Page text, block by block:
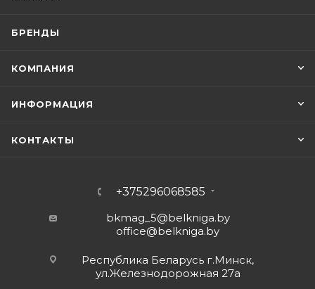
БРЕНДЫ
КОМПАНИЯ
ИНФОРМАЦИЯ
КОНТАКТЫ
+375296068585
bkmag_5@belkniga.by
office@belkniga.by
Республика Беларусь г.Минск,
ул.Железнодорожная 27а